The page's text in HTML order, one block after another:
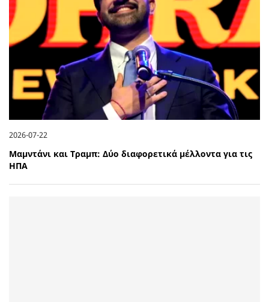
2026-07-22
Μαμντάνι και Τραμπ: Δύο διαφορετικά μέλλοντα για τις
ΗΠΑ